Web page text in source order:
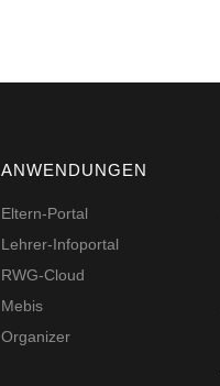
ANWENDUNGEN
Eltern-Portal
Lehrer-Infoportal
RWG-Cloud
Mebis
Organizer